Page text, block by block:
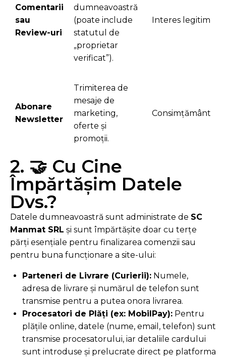
Comentarii
sau
Review-uri
dumneavoastră
(poate include
statutul de
„proprietar
verificat”).
Interes legitim
Abonare
Newsletter
Trimiterea de
mesaje de
marketing,
oferte și
promoții.
Consimțământ
2. 🤝 Cu Cine
Împărtășim Datele
Dvs.?
Datele dumneavoastră sunt administrate de SC
Manmat SRL și sunt împărtășite doar cu terțe
părți esențiale pentru finalizarea comenzii sau
pentru buna funcționare a site-ului:
Parteneri de Livrare (Curierii): Numele,
adresa de livrare și numărul de telefon sunt
transmise pentru a putea onora livrarea.
Procesatori de Plăți (ex: MobilPay): Pentru
plățile online, datele (nume, email, telefon) sunt
transmise procesatorului, iar detaliile cardului
sunt introduse și prelucrate direct pe platforma